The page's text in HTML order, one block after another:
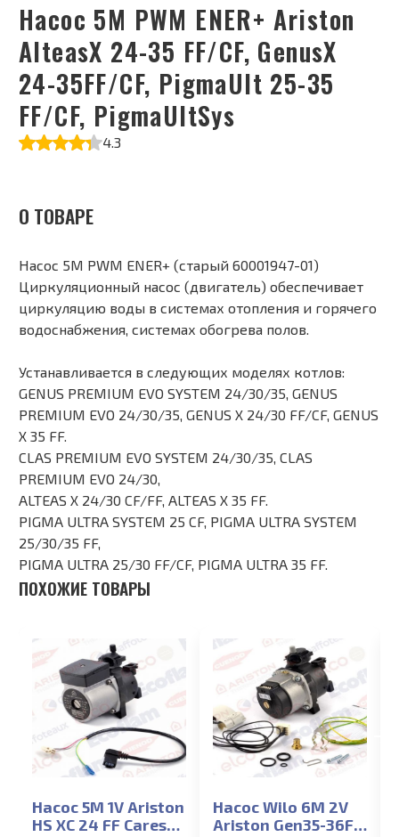
Насос 5M PWM ENER+ Ariston
AlteasX 24-35 FF/CF, GenusX
24-35FF/CF, PigmaUlt 25-35
FF/CF, PigmaUltSys
4.3
О ТОВАРЕ
Насос 5M PWM ENER+ (старый 60001947-01)
Циркуляционный насос (двигатель) обеспечивает
циркуляцию воды в системах отопления и горячего
водоснабжения, системах обогрева полов.
Устанавливается в следующих моделях котлов:
GENUS PREMIUM EVO SYSTEM 24/30/35, GENUS
PREMIUM EVO 24/30/35, GENUS X 24/30 FF/CF, GENUS
X 35 FF.
CLAS PREMIUM EVO SYSTEM 24/30/35, CLAS
PREMIUM EVO 24/30,
ALTEAS X 24/30 CF/FF, ALTEAS X 35 FF.
PIGMA ULTRA SYSTEM 25 CF, PIGMA ULTRA SYSTEM
25/30/35 FF,
PIGMA ULTRA 25/30 FF/CF, PIGMA ULTRA 35 FF.
ПОХОЖИЕ ТОВАРЫ
Насос 5M 1V Ariston
HS XC 24 FF Cares
Насос Wilo 6M 2V
Ariston Gen35-36FF,